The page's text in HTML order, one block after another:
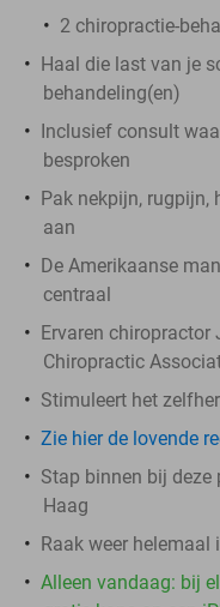
2 chiropractie-
Haal die last van je
behandeling(en)
Inclusief consult
besproken
Pak nekpijn, rugpijn,
aan
De Amerikaanse
centraal
Ervaren
Chiropractic
Stimuleert het
Zie hier de lovende
Stap binnen bij
Haag
Raak weer helemaal
Alleen vandaag: bij